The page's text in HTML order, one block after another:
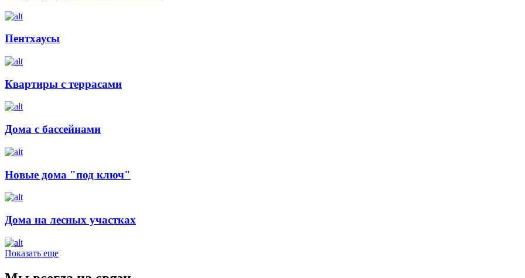
Пентхаусы
Квартиры с террасами
Дома с бассейнами
Новые дома "под ключ"
Дома на лесных участках
Показать еще